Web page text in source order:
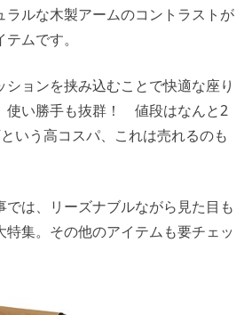
ラルな木製アームのコントラストが
ムです。
ョンを挟み込むことで快適な座り
使い勝手も抜群！ 値段はなんと2
いう高コスパ、これは売れるのも
では、リーズナブルながら見た目も
特集。その他のアイテムも要チェッ